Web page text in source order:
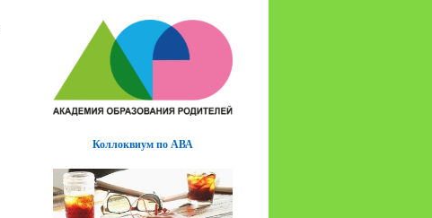
Коллоквиум по АВА